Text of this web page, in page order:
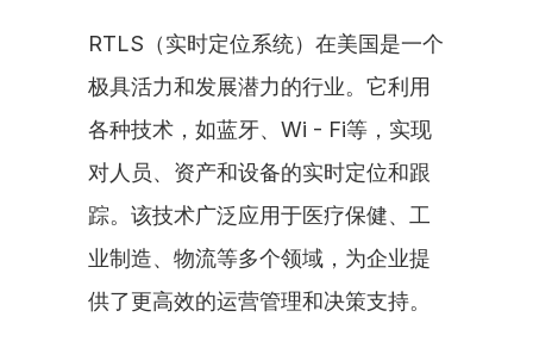
RTLS（实时定位系统）在美国是一个
极具活力和发展潜力的行业。它利用
各种技术，如蓝牙、Wi - Fi等，实现
对人员、资产和设备的实时定位和跟
踪。该技术广泛应用于医疗保健、工
业制造、物流等多个领域，为企业提
供了更高效的运营管理和决策支持。